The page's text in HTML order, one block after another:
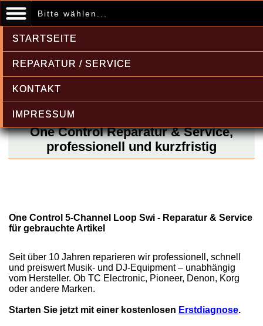
Bitte wählen...
STARTSEITE
REPARATUR / SERVICE
KONTAKT
IMPRESSUM
One Control Reparatur & Service,
professionell und kurzfristig
One Control 5-Channel Loop Swi - Reparatur & Service
für gebrauchte Artikel
Seit über 10 Jahren reparieren wir professionell, schnell
und preiswert Musik- und DJ-Equipment – unabhängig
vom Hersteller. Ob TC Electronic, Pioneer, Denon, Korg
oder andere Marken.
Starten Sie jetzt mit einer kostenlosen Erstdiagnose.